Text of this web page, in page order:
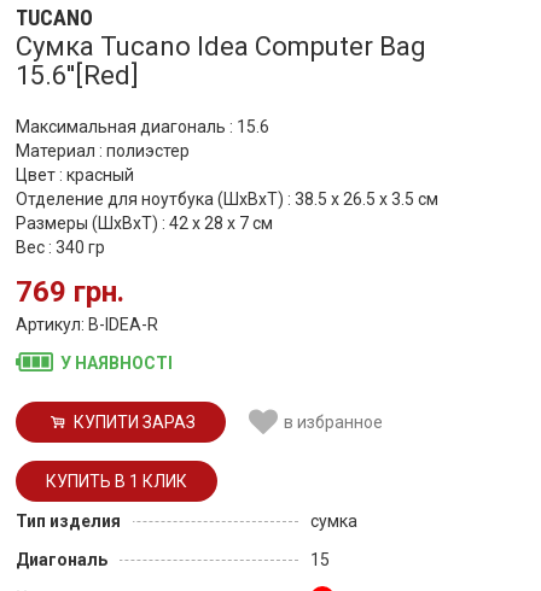
TUCANO
Сумка Tucano Idea Computer Bag
15.6''[Red]
Максимальная диагональ : 15.6
Материал : полиэстер
Цвет : красный
Отделение для ноутбука (ШхВхТ) : 38.5 х 26.5 х 3.5 см
Размеры (ШхВхТ) : 42 х 28 х 7 см
Вес : 340 гр
769 грн.
Артикул: B-IDEA-R
У НАЯВНОСТІ
КУПИТИ ЗАРАЗ в избранное
Тип изделия
сумка
Диагональ
15